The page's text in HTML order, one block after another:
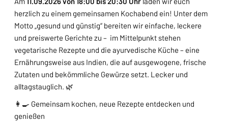
herzlich zu einem gemeinsamen Kochabend ein! Unter dem
Motto „gesund und günstig“ bereiten wir einfache, leckere
und preiswerte Gerichte zu – im Mittelpunkt stehen
vegetarische Rezepte und die ayurvedische Küche – eine
Ernährungsweise aus Indien, die auf ausgewogene, frische
Zutaten und bekömmliche Gewürze setzt. Lecker und
alltagstauglich. 🌿
👩‍🍳 Gemeinsam kochen, neue Rezepte entdecken und
genießen